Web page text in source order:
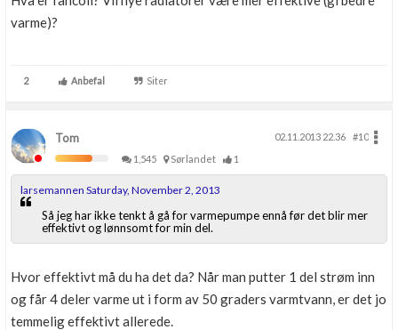
varme)?
2 Anbefal Siter
Tom 02.11.2013 22.36
#10
1,545
Sørlandet 1
larsemannen Saturday, November 2, 2013
Så jeg har ikke tenkt å gå for varmepumpe ennå før det blir mer
effektivt og lønnsomt for min del.
Hvor effektivt må du ha det da? Når man putter 1 del strøm inn
og får 4 deler varme ut i form av 50 graders varmtvann, er det jo
temmelig effektivt allerede.